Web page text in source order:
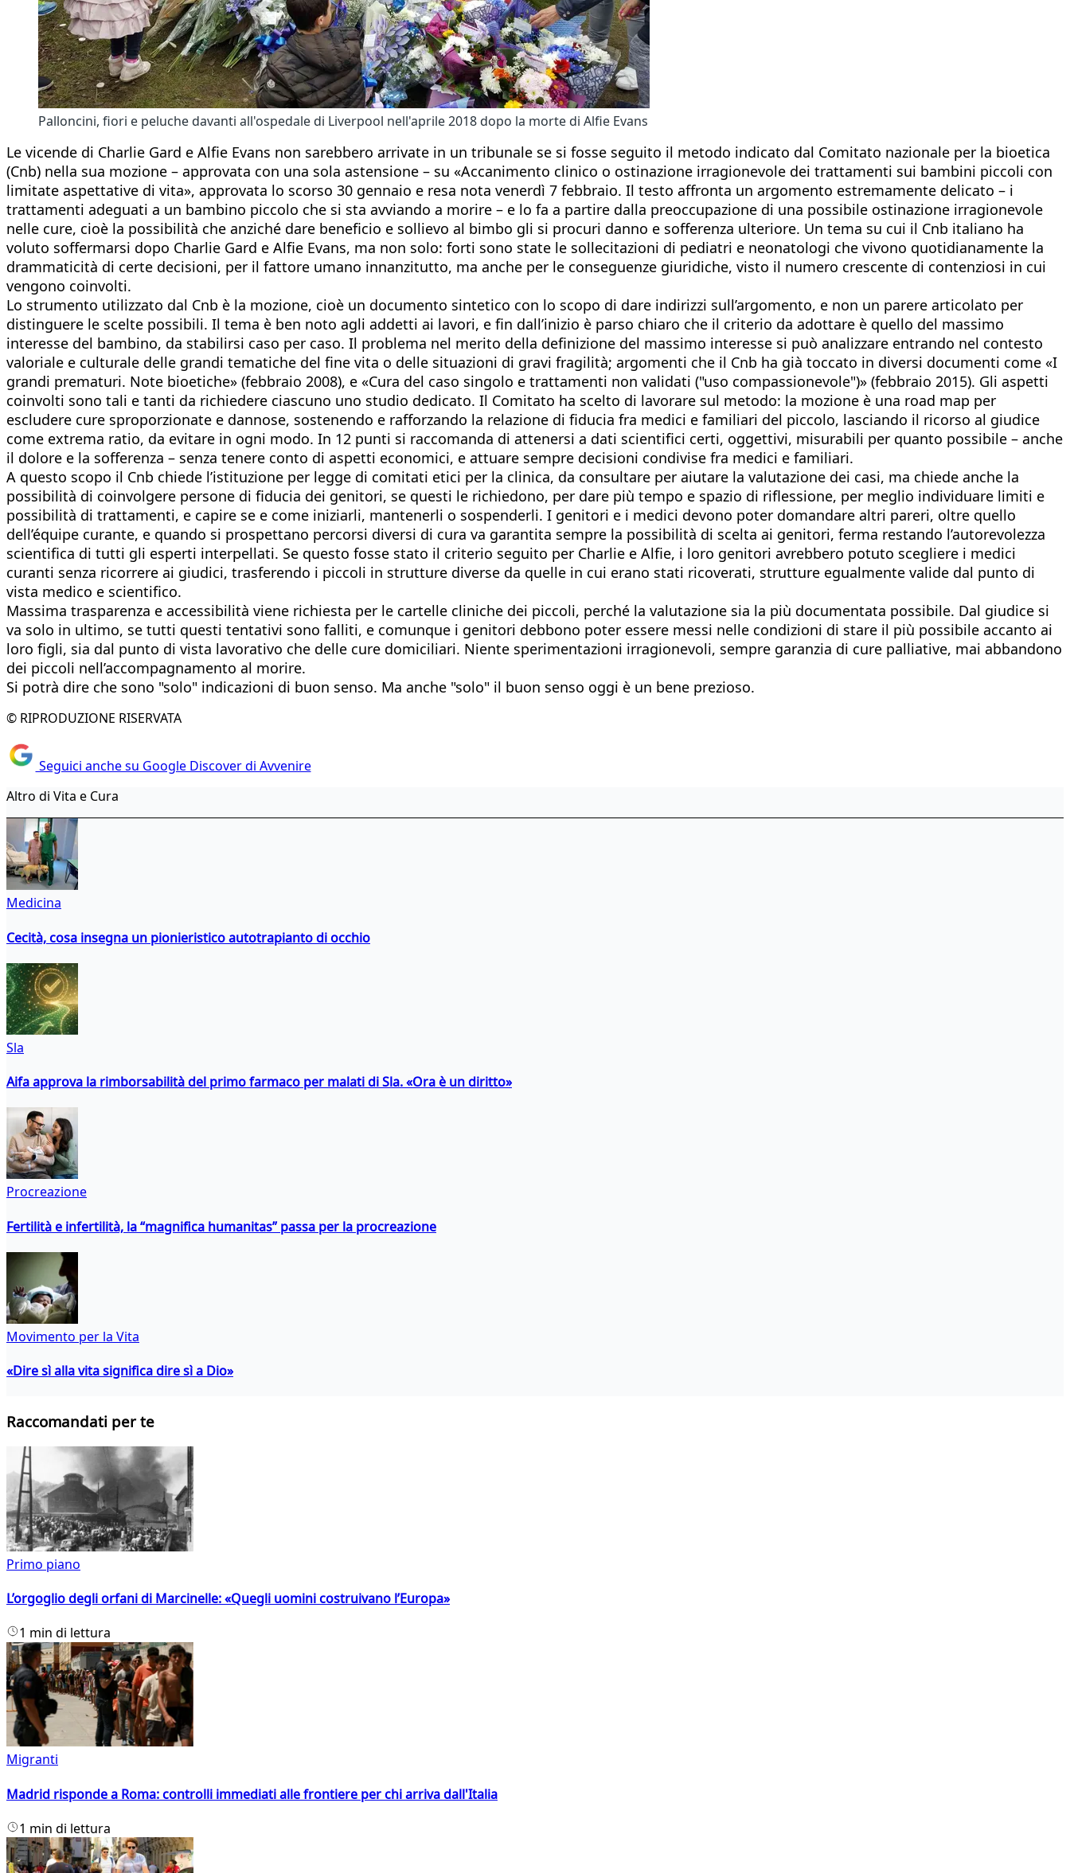
Palloncini, fiori e peluche davanti all'ospedale di Liverpool nell'aprile 2018 dopo la morte di Alfie Evans
Le vicende di Charlie Gard e Alfie Evans non sarebbero arrivate in un tribunale se si fosse seguito il metodo indicato dal Comitato nazionale per la bioetica
(Cnb) nella sua mozione – approvata con una sola astensione – su «Accanimento clinico o ostinazione irragionevole dei trattamenti sui bambini piccoli con
limitate aspettative di vita», approvata lo scorso 30 gennaio e resa nota venerdì 7 febbraio. Il testo affronta un argomento estremamente delicato – i
trattamenti adeguati a un bambino piccolo che si sta avviando a morire – e lo fa a partire dalla preoccupazione di una possibile ostinazione irragionevole
nelle cure, cioè la possibilità che anziché dare beneficio e sollievo al bimbo gli si procuri danno e sofferenza ulteriore. Un tema su cui il Cnb italiano ha
voluto soffermarsi dopo Charlie Gard e Alfie Evans, ma non solo: forti sono state le sollecitazioni di pediatri e neonatologi che vivono quotidianamente la
drammaticità di certe decisioni, per il fattore umano innanzitutto, ma anche per le conseguenze giuridiche, visto il numero crescente di contenziosi in cui
vengono coinvolti.
Lo strumento utilizzato dal Cnb è la mozione, cioè un documento sintetico con lo scopo di dare indirizzi sull’argomento, e non un parere articolato per
distinguere le scelte possibili. Il tema è ben noto agli addetti ai lavori, e fin dall’inizio è parso chiaro che il criterio da adottare è quello del massimo
interesse del bambino, da stabilirsi caso per caso. Il problema nel merito della definizione del massimo interesse si può analizzare entrando nel contesto
valoriale e culturale delle grandi tematiche del fine vita o delle situazioni di gravi fragilità; argomenti che il Cnb ha già toccato in diversi documenti come «I
grandi prematuri. Note bioetiche» (febbraio 2008), e «Cura del caso singolo e trattamenti non validati ("uso compassionevole")» (febbraio 2015). Gli aspetti
coinvolti sono tali e tanti da richiedere ciascuno uno studio dedicato. Il Comitato ha scelto di lavorare sul metodo: la mozione è una road map per
escludere cure sproporzionate e dannose, sostenendo e rafforzando la relazione di fiducia fra medici e familiari del piccolo, lasciando il ricorso al giudice
come extrema ratio, da evitare in ogni modo. In 12 punti si raccomanda di attenersi a dati scientifici certi, oggettivi, misurabili per quanto possibile – anche
il dolore e la sofferenza – senza tenere conto di aspetti economici, e attuare sempre decisioni condivise fra medici e familiari.
A questo scopo il Cnb chiede l’istituzione per legge di comitati etici per la clinica, da consultare per aiutare la valutazione dei casi, ma chiede anche la
possibilità di coinvolgere persone di fiducia dei genitori, se questi le richiedono, per dare più tempo e spazio di riflessione, per meglio individuare limiti e
possibilità di trattamenti, e capire se e come iniziarli, mantenerli o sospenderli. I genitori e i medici devono poter domandare altri pareri, oltre quello
dell’équipe curante, e quando si prospettano percorsi diversi di cura va garantita sempre la possibilità di scelta ai genitori, ferma restando l’autorevolezza
scientifica di tutti gli esperti interpellati. Se questo fosse stato il criterio seguito per Charlie e Alfie, i loro genitori avrebbero potuto scegliere i medici
curanti senza ricorrere ai giudici, trasferendo i piccoli in strutture diverse da quelle in cui erano stati ricoverati, strutture egualmente valide dal punto di
vista medico e scientifico.
Massima trasparenza e accessibilità viene richiesta per le cartelle cliniche dei piccoli, perché la valutazione sia la più documentata possibile. Dal giudice si
va solo in ultimo, se tutti questi tentativi sono falliti, e comunque i genitori debbono poter essere messi nelle condizioni di stare il più possibile accanto ai
loro figli, sia dal punto di vista lavorativo che delle cure domiciliari. Niente sperimentazioni irragionevoli, sempre garanzia di cure palliative, mai abbandono
dei piccoli nell’accompagnamento al morire.
Si potrà dire che sono "solo" indicazioni di buon senso. Ma anche "solo" il buon senso oggi è un bene prezioso.
© RIPRODUZIONE RISERVATA
Seguici anche su Google Discover di Avvenire
Altro di Vita e Cura
Medicina
Cecità, cosa insegna un pionieristico autotrapianto di occhio
Sla
Aifa approva la rimborsabilità del primo farmaco per malati di Sla. «Ora è un diritto»
Procreazione
Fertilità e infertilità, la “magnifica humanitas” passa per la procreazione
Movimento per la Vita
«Dire sì alla vita significa dire sì a Dio»
Raccomandati per te
Primo piano
L’orgoglio degli orfani di Marcinelle: «Quegli uomini costruivano l’Europa»
1 min di lettura
Migranti
Madrid risponde a Roma: controlli immediati alle frontiere per chi arriva dall'Italia
1 min di lettura